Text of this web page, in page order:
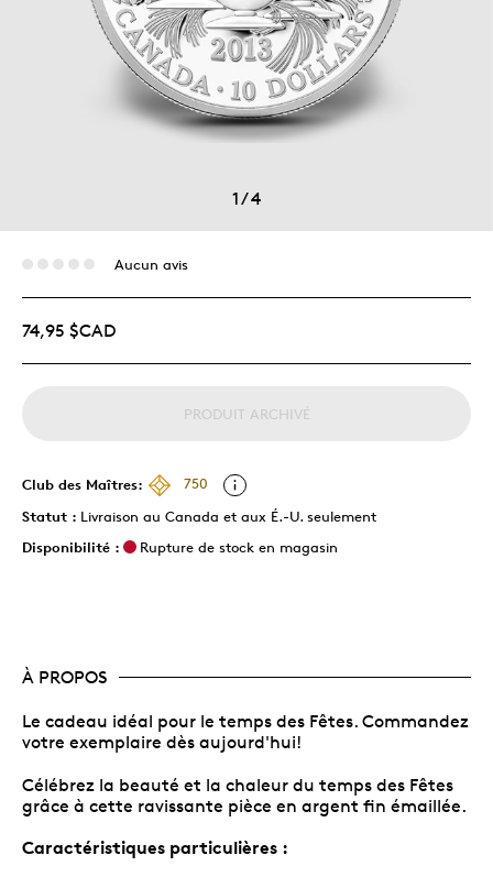
1/4
Aucun avis
74,95 $CAD
PRODUIT ARCHIVÉ
Club des Maîtres:
750
Statut : Livraison au Canada et aux É.-U. seulement
Disponibilité :
Rupture de stock en magasin
À PROPOS
Le cadeau idéal pour le temps des Fêtes. Commandez
votre exemplaire dès aujourd'hui!
Célébrez la beauté et la chaleur du temps des Fêtes
grâce à cette ravissante pièce en argent fin émaillée.
Caractéristiques particulières :